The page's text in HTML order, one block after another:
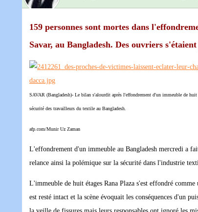
159 personnes sont mortes dans
Savar, au Bangladesh. Des ouvriers
SAVAR (Bangladesh)- Le bilan s'alourdit après l'effondrement d'un immeuble de
sécurité des travailleurs du textile au Bangladesh.
afp.com/Munir Uz Zaman
L'effondrement d'un immeuble au Bangladesh mercredi a
relance ainsi la polémique sur la sécurité dans l'industrie
L'immeuble de huit étages Rana Plaza s'est effondré
est resté intact et la scène évoquait les conséquences d'un